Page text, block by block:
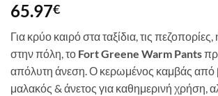
65.97€
Για κρύο καιρό στα ταξίδια, τις
στην πόλη, το Fort Greene Warm Pants
απόλυτη άνεση. Ο κερωμένος καμβάς από
μαλακός & άνετος για καθημερινή χρήση,